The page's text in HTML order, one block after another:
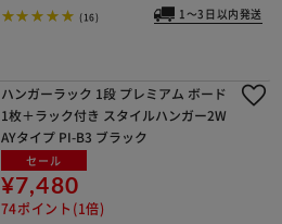
(16) 1～3日以内発送
ハンガーラック 1段 プレミアム ボード
1枚＋ラック付き スタイルハンガー2W
AYタイプ PI-B3 ブラック
セール
¥7,480
74ポイント(1倍)